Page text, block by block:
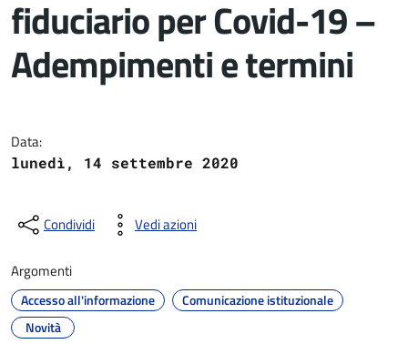
fiduciario per Covid-19 –
Adempimenti e termini
Data:
lunedì, 14 settembre 2020
Condividi Vedi azioni
Argomenti
Accesso all'informazione
Comunicazione istituzionale
Novità